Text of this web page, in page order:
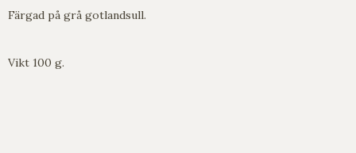
Färgad på grå gotlandsull.
Vikt 100 g.